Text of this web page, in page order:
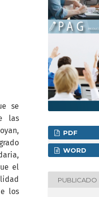
se
las
el
los
PDF
WORD
PUBLICADO